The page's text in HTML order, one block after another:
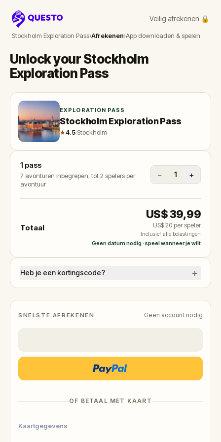
Questo
Veilig afrekenen 🔒
Stockholm Exploration Pass›Afrekenen›App downloaden & spelen
Unlock your Stockholm
Exploration Pass
SNELSTE AFREKENEN Geen account nodig
OF BETAAL MET KAART
Kaartgegevens
EXPLORATION PASS
Stockholm Exploration Pass
★4.5·Stockholm
1 pass
7 avonturen inbegrepen, tot 2 spelers per
avontuur
− 1 +
Totaal
US$ 39,99
US$ 20 per speler
Inclusief alle belastingen
Geen datum nodig · speel wanneer je wilt
Heb je een kortingscode? +